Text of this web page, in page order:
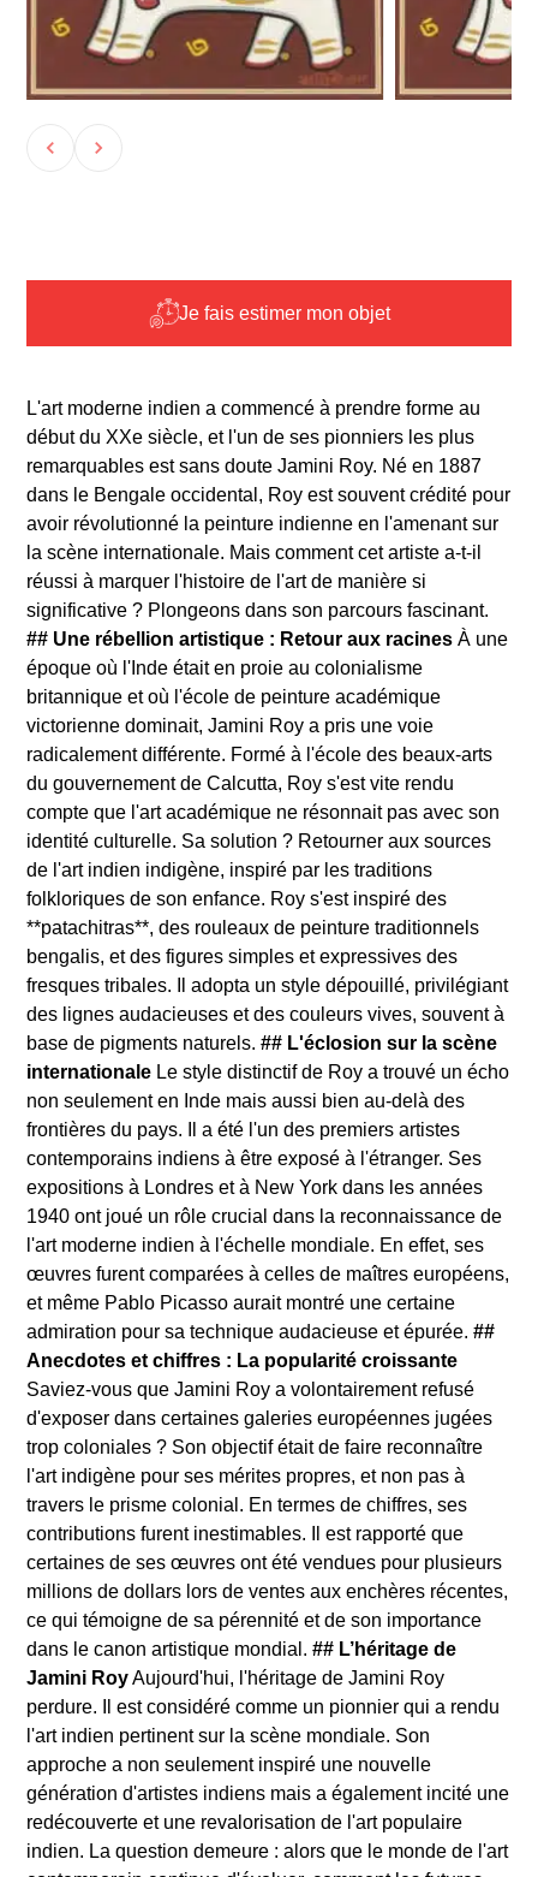
Je fais estimer mon objet
L'art moderne indien a commencé à prendre forme au
début du XXe siècle, et l'un de ses pionniers les plus
remarquables est sans doute Jamini Roy. Né en 1887
dans le Bengale occidental, Roy est souvent crédité pour
avoir révolutionné la peinture indienne en l'amenant sur
la scène internationale. Mais comment cet artiste a-t-il
réussi à marquer l'histoire de l'art de manière si
significative ? Plongeons dans son parcours fascinant.
## Une rébellion artistique : Retour aux racines À une
époque où l'Inde était en proie au colonialisme
britannique et où l'école de peinture académique
victorienne dominait, Jamini Roy a pris une voie
radicalement différente. Formé à l'école des beaux-arts
du gouvernement de Calcutta, Roy s'est vite rendu
compte que l'art académique ne résonnait pas avec son
identité culturelle. Sa solution ? Retourner aux sources
de l'art indien indigène, inspiré par les traditions
folkloriques de son enfance. Roy s'est inspiré des
**patachitras**, des rouleaux de peinture traditionnels
bengalis, et des figures simples et expressives des
fresques tribales. Il adopta un style dépouillé, privilégiant
des lignes audacieuses et des couleurs vives, souvent à
base de pigments naturels.## L'éclosion sur la scène
internationale Le style distinctif de Roy a trouvé un écho
non seulement en Inde mais aussi bien au-delà des
frontières du pays. Il a été l'un des premiers artistes
contemporains indiens à être exposé à l'étranger. Ses
expositions à Londres et à New York dans les années
1940 ont joué un rôle crucial dans la reconnaissance de
l'art moderne indien à l'échelle mondiale. En effet, ses
œuvres furent comparées à celles de maîtres européens,
et même Pablo Picasso aurait montré une certaine
admiration pour sa technique audacieuse et épurée.##
Anecdotes et chiffres : La popularité croissante
Saviez-vous que Jamini Roy a volontairement refusé
d'exposer dans certaines galeries européennes jugées
trop coloniales ? Son objectif était de faire reconnaître
l'art indigène pour ses mérites propres, et non pas à
travers le prisme colonial. En termes de chiffres, ses
contributions furent inestimables. Il est rapporté que
certaines de ses œuvres ont été vendues pour plusieurs
millions de dollars lors de ventes aux enchères récentes,
ce qui témoigne de sa pérennité et de son importance
dans le canon artistique mondial.## L’héritage de
Jamini RoyAujourd'hui, l'héritage de Jamini Roy
perdure. Il est considéré comme un pionnier qui a rendu
l'art indien pertinent sur la scène mondiale. Son
approche a non seulement inspiré une nouvelle
génération d'artistes indiens mais a également incité une
redécouverte et une revalorisation de l'art populaire
indien. La question demeure : alors que le monde de l'art